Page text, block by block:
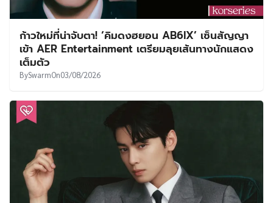
ก้าวใหม่ที่น่าจับตา! ‘คิมดงฮยอน AB6IX’ เซ็นสัญญา
เข้า AER Entertainment เตรียมลุยเส้นทางนักแสดง
เต็มตัว
BySwarmOn03/08/2026